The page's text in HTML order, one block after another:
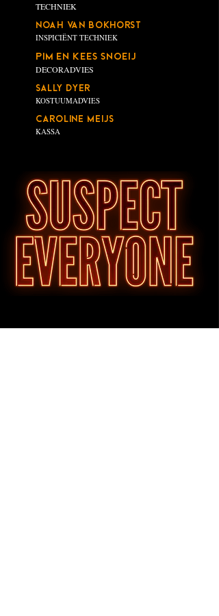
TECHNIEK
NOAH VAN BOKHORST
INSPICIËNT TECHNIEK
PIM EN KEES SNOEIJ
DECORADVIES
SALLY DYER
KOSTUUMADVIES
CAROLINE MEIJS
KASSA